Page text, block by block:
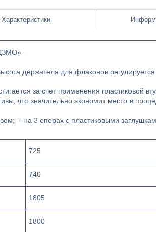
Характеристики
держателя для флаконов регулируется
за счет применения пластиковой
что значительно экономит место в
- на 3 опорах с пластиковыми
725
740
1805
1800